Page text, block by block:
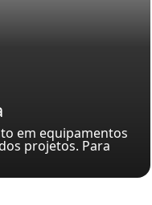
em equipamentos
projetos. Para